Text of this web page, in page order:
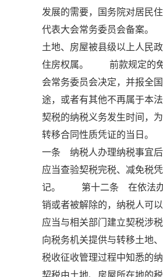
发展的需要，国务院对居民
代表大会常务委员会备案
土地、房屋被县级以上人民
住房权属。 前款规定的免
会常务委员会决定，并报
途，或者有其他不再属于
契税的纳税义务发生时间，
转移合同性质凭证的当日
一条 纳税人办理纳税事宜后
应当查验契税完税、减免税
记。 第十二条 在依法办理
销或者被解除的，纳税人
应当与相关部门建立契税涉
向税务机关提供与转移土地
税收征收管理过程中知悉
契税由土地、房屋所在地的